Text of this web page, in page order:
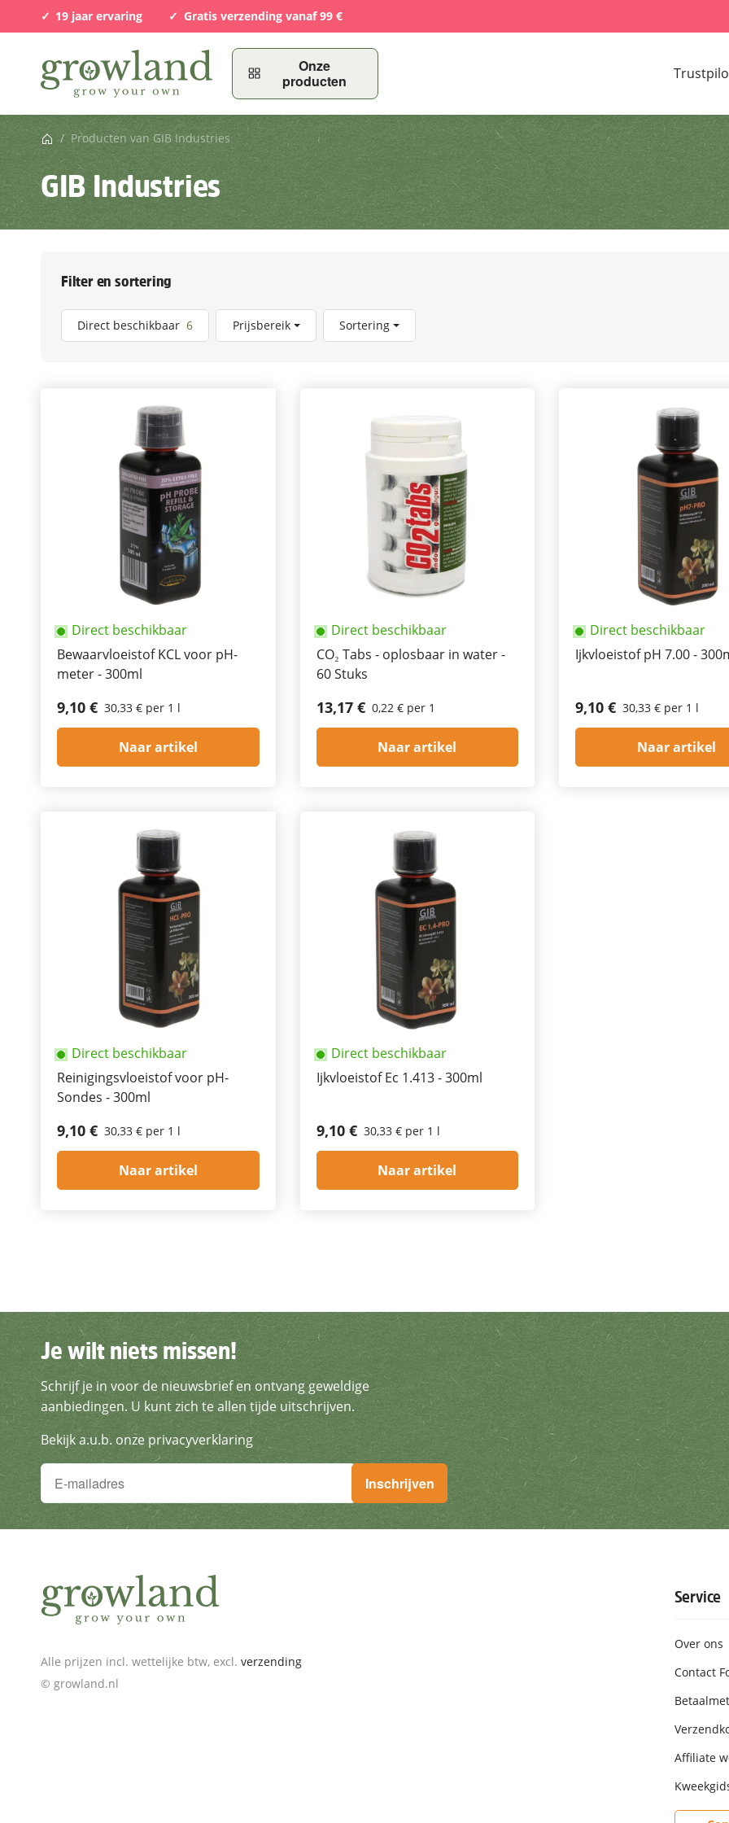
19 jaar ervaring Gratis verzending vanaf 99 €
Onze
producten
Startpagina
/ Producten van GIB Industries
GIB Industries
Filter en sortering
Direct beschikbaar 6Artikel Gevonden
Prijsbereik Sortering
Direct beschikbaar
Bewaarvloeistof KCL voor pH-
meter - 300ml
9,10 € 30,33 € per 1 l
Naar artikel
Direct beschikbaar
CO₂ Tabs - oplosbaar in water -
60 Stuks
13,17 € 0,22 € per 1
Naar artikel
Direct beschikbaar
Ijkvloeistof pH 7.00 -
9,10 € 30,33 € per 1 l
Naar artikel
Direct beschikbaar
Reinigingsvloeistof voor pH-
Sondes - 300ml
9,10 € 30,33 € per 1 l
Naar artikel
Direct beschikbaar
Ijkvloeistof Ec 1.413 - 300ml
9,10 € 30,33 € per 1 l
Naar artikel
Je wilt niets missen!
Schrijf je in voor de nieuwsbrief en ontvang geweldige
Je wilt niets missen!
Schrijf je in voor de nieuwsbrief en ontvang geweldige
aanbiedingen. U kunt zich te allen tijde uitschrijven.
Bekijk a.u.b. onze privacyverklaring
Je wilt niets missen!
Schrijf je in voor de nieuwsbrief en ontvang geweldige aanbiedingen. U kunt zich te allen tijde uitschrijven.
Inschrijven
Alle prijzen incl. wettelijke btw, excl. verzending
© growland.nl
Service
Over ons
Contact
Affiliate